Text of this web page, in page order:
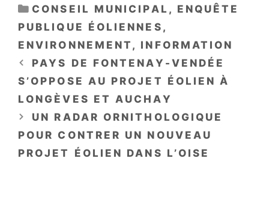
CATÉGORIES
CONSEIL MUNICIPAL , ENQUÊTE
PUBLIQUE ÉOLIENNES ,
ENVIRONNEMENT , INFORMATION
PAYS DE FONTENAY-VENDÉE
S’OPPOSE AU PROJET ÉOLIEN À
LONGÈVES ET AUCHAY
UN RADAR ORNITHOLOGIQUE
POUR CONTRER UN NOUVEAU
PROJET ÉOLIEN DANS L’OISE